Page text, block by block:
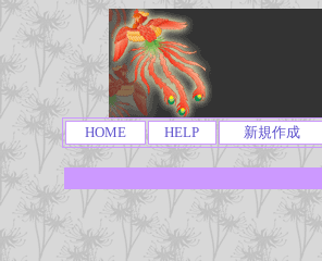
HOME HELP 新規作成